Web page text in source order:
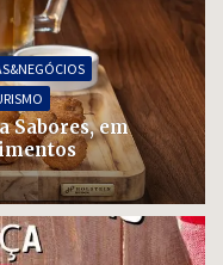
Sabores, em